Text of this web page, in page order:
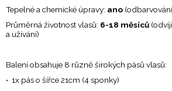
Tepelné a chemické úpravy: ano
Průměrná životnost vlasů: 6-18 měsíců
a užívání)
Balení obsahuje 8 různě širokých pásů vlasů:
• 1x pás o šířce 21cm (4 sponky)